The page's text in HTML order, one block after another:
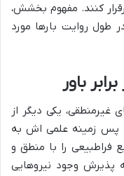
کنند. مفهوم بخشش،
طول روایت بارها مورد
باور
غیرمنطقی، یکی دیگر از
النا، با پس زمینه علمی اش به
فراطبیعی را با منطق و
پذیرش وجود نیروهایی